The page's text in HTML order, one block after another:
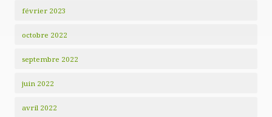
février 2023
octobre 2022
septembre 2022
juin 2022
avril 2022